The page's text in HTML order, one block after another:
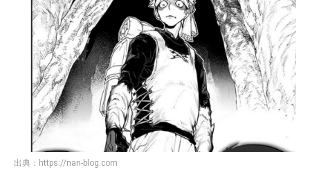
出典： https://nan-blog.com